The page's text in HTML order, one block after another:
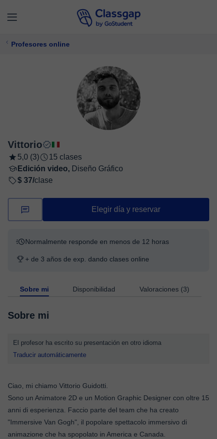
Profesores online
Vittorio
5,0 (3)
15 clases
Edición video, Diseño Gráfico
$ 37/clase
Elegir día y reservar
Normalmente responde en menos de 12 horas
+ de 3 años de exp. dando clases online
Sobre mi Disponibilidad Valoraciones (3)
Sobre mi
El profesor ha escrito su presentación en otro idioma
Traducir automáticamente
Ciao, mi chiamo Vittorio Guidotti.
Sono un Animatore 2D e un Motion Graphic Designer con oltre 15
anni di esperienza. Faccio parte del team che ha creato
"Immersive Van Gogh", il popolare spettacolo immersivo di
animazione che ha spopolato in America e Canada.